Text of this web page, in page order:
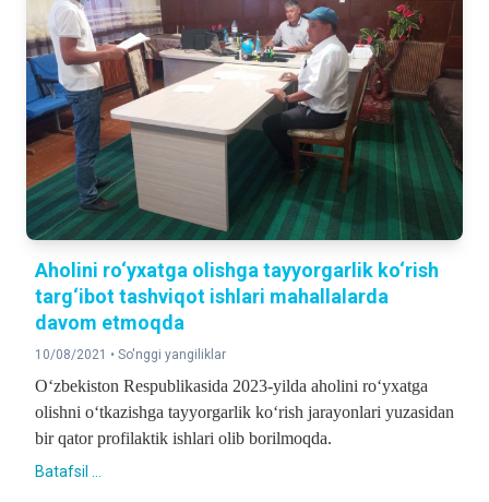
Aholini ro‘yxatga olishga tayyorgarlik ko‘rish
targ‘ibot tashviqot ishlari mahallalarda
davom etmoqda
10/08/2021 • So'nggi yangiliklar
O‘zbekiston Respublikasida 2023-yilda aholini ro‘yxatga
olishni o‘tkazishga tayyorgarlik ko‘rish jarayonlari yuzasidan
bir qator profilaktik ishlari olib borilmoqda.
Batafsil ...